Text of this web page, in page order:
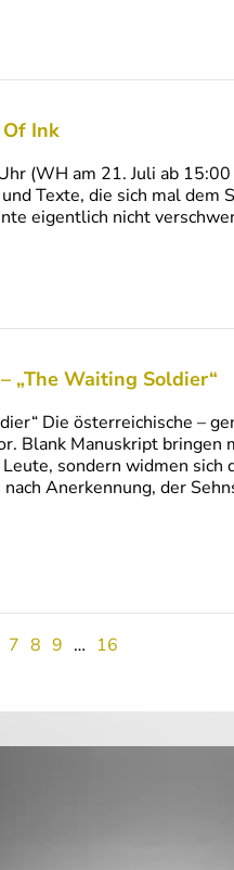
Of Ink
(WH am 21. Juli ab
Texte, die sich mal dem
eigentlich nicht
„The Waiting Soldier“
Die österreichische –
Blank Manuskript bringen
sondern widmen sich
Anerkennung, der
7 8 9 … 16